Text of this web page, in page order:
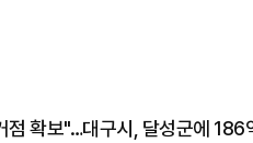
점 확보"…대구시, 달성군에 186